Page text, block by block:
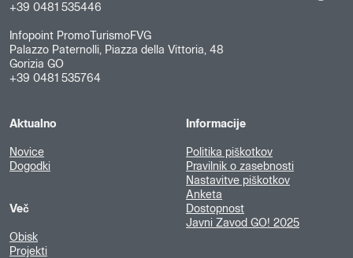
+39 0481 535446
Infopoint PromoTurismoFVG
Palazzo Paternolli, Piazza della Vittoria, 48
Gorizia GO
+39 0481 535764
Aktualno
Novice
Dogodki
Več
Obisk
Projekti
Informacije
Politika piškotkov
Pravilnik o zasebnosti
Nastavitve piškotkov
Anketa
Dostopnost
Javni Zavod GO! 2025